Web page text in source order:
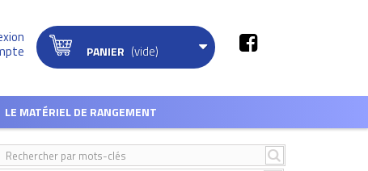
PANIER (vide)
LE MATÉRIEL DE RANGEMENT